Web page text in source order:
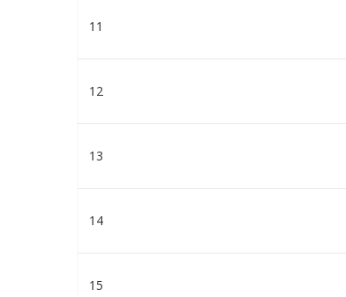
11
12
13
14
15